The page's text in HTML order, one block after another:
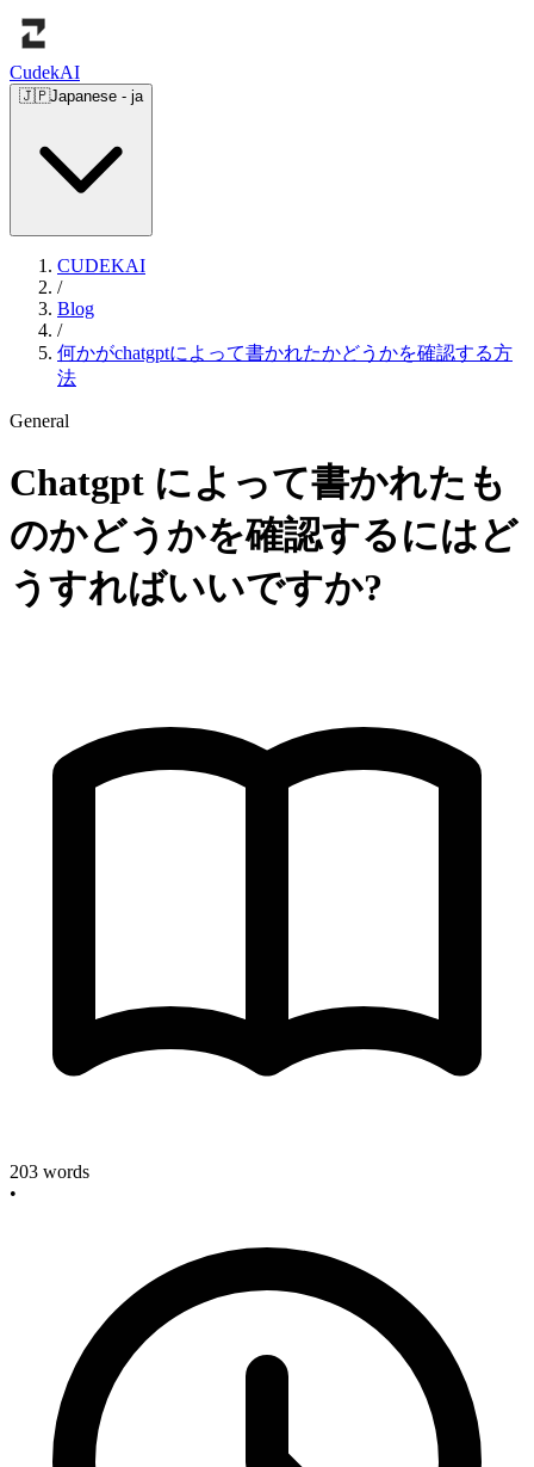
CudekAI
🇯🇵Japanese - ja
CUDEKAI
/
Blog
/
何かがchatgptによって書かれたかどうかを確認する方
法
General
Chatgpt によって書かれたも
のかどうかを確認するにはど
うすればいいですか?
203 words
•